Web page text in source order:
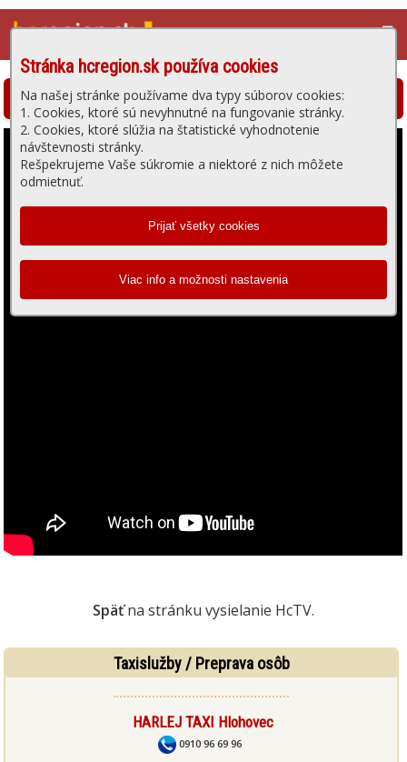
☰
Stránka hcregion.sk používa cookies
Na našej stránke používame dva typy súborov cookies:
1. Cookies, ktoré sú nevyhnutné na fungovanie stránky.
2. Cookies, ktoré slúžia na štatistické vyhodnotenie
návštevnosti stránky.
Rešpekrujeme Vaše súkromie a niektoré z nich môžete
odmietnuť.
Hlohovská televízia - prehrávanie videa
Späťna stránku vysielanie HcTV.
Taxislužby / Preprava osôb
HARLEJ TAXI Hlohovec
0910 96 69 96